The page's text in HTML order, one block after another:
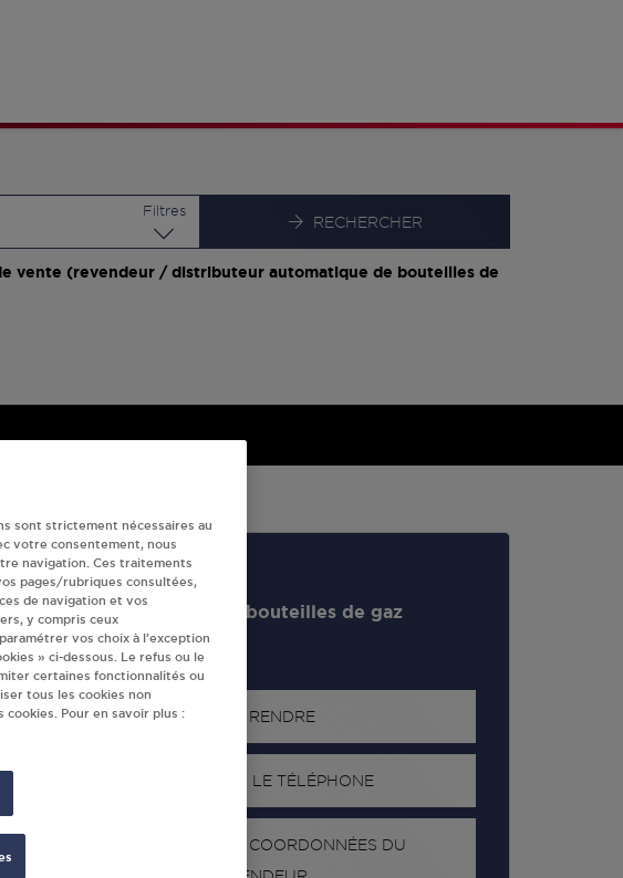
Filtres
RECHERCHER
vente (revendeur / distributeur automatique de bouteilles de
Revendeur de bouteilles de gaz
S'Y RENDRE
AFFICHER LE TÉLÉPHONE
RECEVOIR LES COORDONNÉES DU
sont strictement nécessaires au
votre consentement, nous
navigation. Ces traitements
pages/rubriques consultées,
de navigation et vos
y compris ceux
vos choix à l’exception
» ci-dessous. Le refus ou le
certaines fonctionnalités ou
tous les cookies non
Pour en savoir plus :